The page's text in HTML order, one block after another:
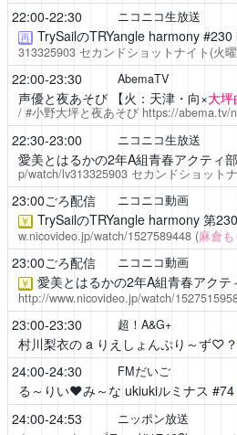
22:00-22:30 ニコニコ生放送
再 TrySailのTRYangle harmony#230
313325903セカンドショットナイト(火
22:00-23:30 AbemaTV
声優と夜あそび【火：天津・向×大
/ #小野大坪と夜あそび https://abema.tv/
22:30-23:00 ニコニコ生放送
愛美とはるかの2年A組青春アクティ部
p/watch/lv313325903セカンドショット
23:00ごろ配信 ニコニコ動画
￥ TrySailのTRYangle harmony第
w.nicovideo.jp/watch/1527589448 (麻倉も
23:00ごろ配信 ニコニコ動画
￥ 愛美とはるかの2年A組青春アクテ
http://www.nicovideo.jp/watch/
23:00-23:30 超！A&G+
村川梨衣の a りえしょんぷり～ず♡？
24:00-24:30 FMだいご
る～りい❤️み～な ukiukiルミナス #74
24:00-24:53 ニッポン放送